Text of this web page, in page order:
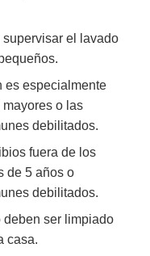
el lavado
es especialmente
o las
debilitados.
fuera de los
de 5 años o
debilitados.
deben ser limpiado
casa.